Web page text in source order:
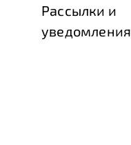
Рассылки и
уведомления